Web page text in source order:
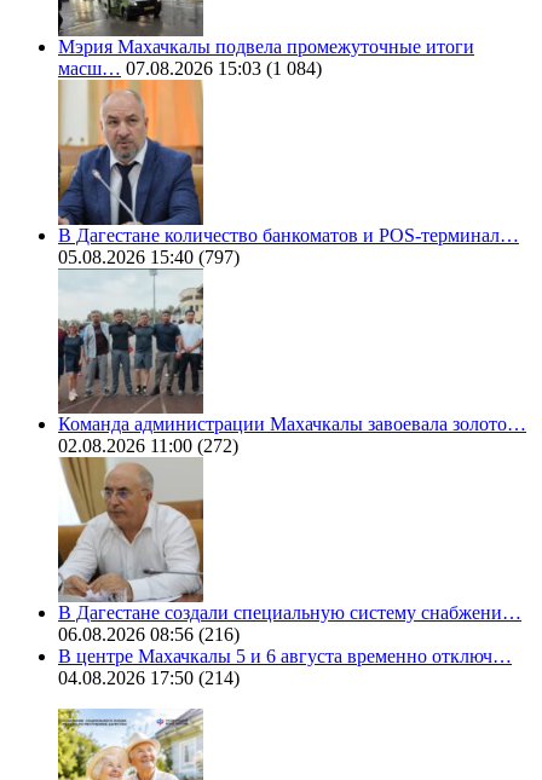
Мэрия Махачкалы подвела промежуточные итоги
масш… 07.08.2026 15:03 (1 084)
В Дагестане количество банкоматов и POS-терминал…
05.08.2026 15:40 (797)
Команда администрации Махачкалы завоевала золото…
02.08.2026 11:00 (272)
В Дагестане создали специальную систему снабжени…
06.08.2026 08:56 (216)
В центре Махачкалы 5 и 6 августа временно отключ…
04.08.2026 17:50 (214)